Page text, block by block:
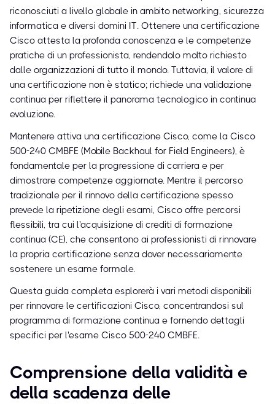
riconosciuti a livello globale in ambito networking, sicurezza
informatica e diversi domini IT. Ottenere una certificazione
Cisco attesta la profonda conoscenza e le competenze
pratiche di un professionista, rendendolo molto richiesto
dalle organizzazioni di tutto il mondo. Tuttavia, il valore di
una certificazione non è statico; richiede una validazione
continua per riflettere il panorama tecnologico in continua
evoluzione.
Mantenere attiva una certificazione Cisco, come la Cisco
500-240 CMBFE (Mobile Backhaul for Field Engineers), è
fondamentale per la progressione di carriera e per
dimostrare competenze aggiornate. Mentre il percorso
tradizionale per il rinnovo della certificazione spesso
prevede la ripetizione degli esami, Cisco offre percorsi
flessibili, tra cui l'acquisizione di crediti di formazione
continua (CE), che consentono ai professionisti di rinnovare
la propria certificazione senza dover necessariamente
sostenere un esame formale.
Questa guida completa esplorerà i vari metodi disponibili
per rinnovare le certificazioni Cisco, concentrandosi sul
programma di formazione continua e fornendo dettagli
specifici per l'esame Cisco 500-240 CMBFE.
Comprensione della validità e
della scadenza delle